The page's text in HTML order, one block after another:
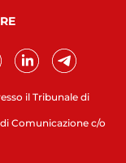
il Tribunale di
Comunicazione c/o